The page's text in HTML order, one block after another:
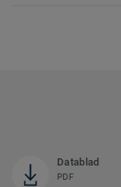
Datablad
PDF